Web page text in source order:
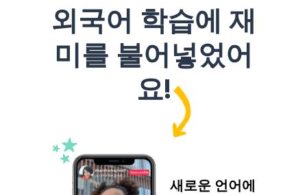
외국어 학습에 재
미를 불어넣었어
요!
새로운 언어에